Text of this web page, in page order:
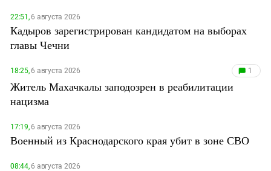
22:51,6 августа 2026
Кадыров зарегистрирован кандидатом на выборах
главы Чечни
18:25,6 августа 2026 1
Житель Махачкалы заподозрен в реабилитации
нацизма
17:19,6 августа 2026
Военный из Краснодарского края убит в зоне СВО
08:44,6 августа 2026